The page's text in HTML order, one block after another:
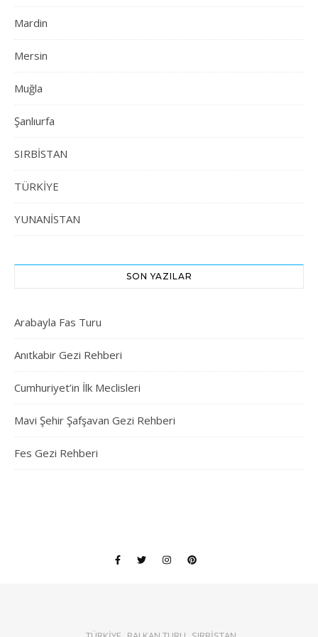
Mardin
Mersin
Muğla
Şanlıurfa
SIRBİSTAN
TÜRKİYE
YUNANİSTAN
SON YAZILAR
Arabayla Fas Turu
Anıtkabir Gezi Rehberi
Cumhuriyet’in İlk Meclisleri
Mavi Şehir Şafşavan Gezi Rehberi
Fes Gezi Rehberi